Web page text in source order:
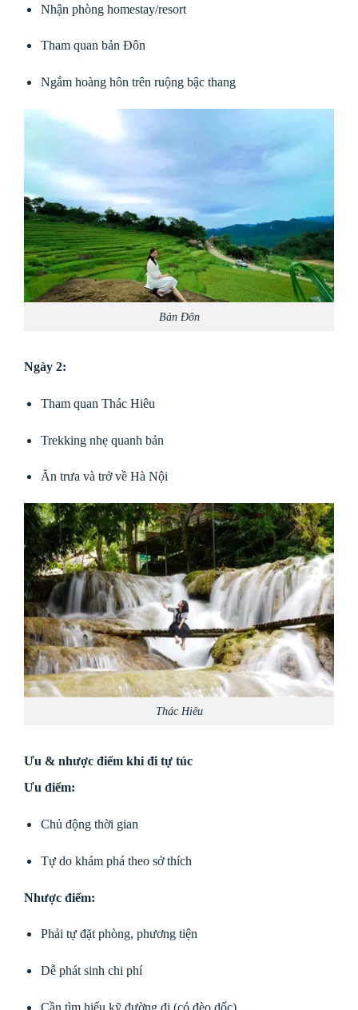
Nhận phòng homestay/resort
Tham quan bản Đôn
Ngắm hoàng hôn trên ruộng bậc thang
Bản Đôn
Ngày 2:
Tham quan Thác Hiêu
Trekking nhẹ quanh bản
Ăn trưa và trở về Hà Nội
Thác Hiêu
Ưu & nhược điểm khi đi tự túc
Ưu điểm:
Chủ động thời gian
Tự do khám phá theo sở thích
Nhược điểm:
Phải tự đặt phòng, phương tiện
Dễ phát sinh chi phí
Cần tìm hiểu kỹ đường đi (có đèo dốc)